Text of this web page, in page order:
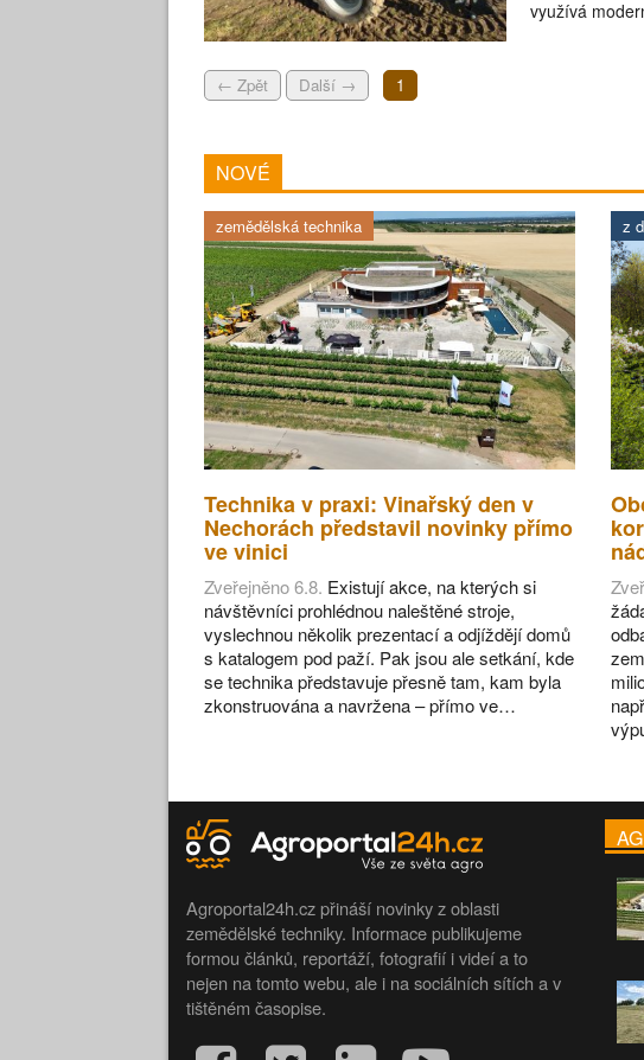
využívá
← Zpět Další → 1
NOVÉ
zemědělská technika
Technika v praxi: Vinařský den v
Nechorách představil novinky přímo
ve vinici
Zveřejněno 6.8. Existují akce, na kterých si
návštěvníci prohlédnou naleštěné stroje,
vyslechnou několik prezentací a odjíždějí domů
s katalogem pod paží. Pak jsou ale setkání, kde
se technika představuje přesně tam, kam byla
zkonstruována a navržena – přímo ve…
z
Agroportal24h.cz přináší novinky z oblasti
zemědělské techniky. Informace publikujeme
formou článků, reportáží, fotografií i videí a to
nejen na tomto webu, ale i na sociálních sítích a v
tištěném časopise.